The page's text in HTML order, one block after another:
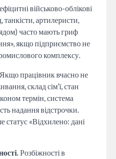
військово-облікові
танкісти, артилеристи,
часто мають гриф
якщо підприємство не
комплексу.
Якщо працівник вчасно не
склад сім’ї, стан
термін, система
надання відстрочки.
статус «Відхилено: дані
Розбіжності в